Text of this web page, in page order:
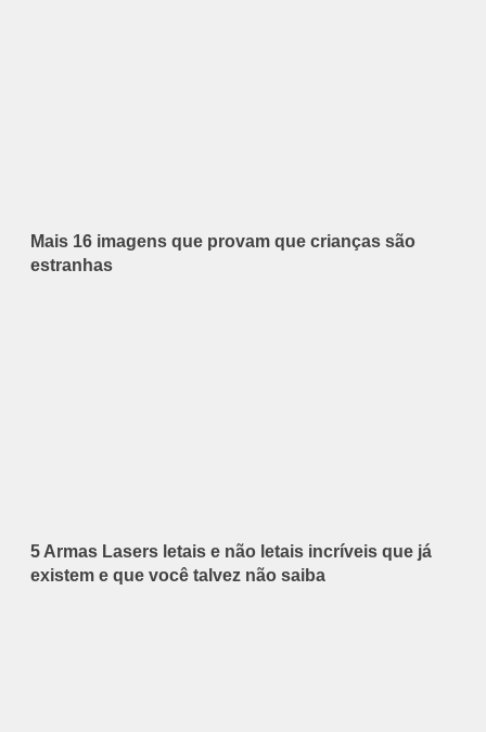
Mais 16 imagens que provam que crianças são
estranhas
5 Armas Lasers letais e não letais incríveis que já
existem e que você talvez não saiba